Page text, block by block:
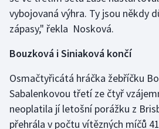
vybojovaná výhra. Ty jsou někdy
zápasy," řekla Nosková.
Bouzková i Siniaková končí
Osmačtyřicátá hráčka žebříčku
Sabalenkovou třetí ze čtyř
neoplatila jí letošní porážku z
přehrála v počtu vítězných míčů